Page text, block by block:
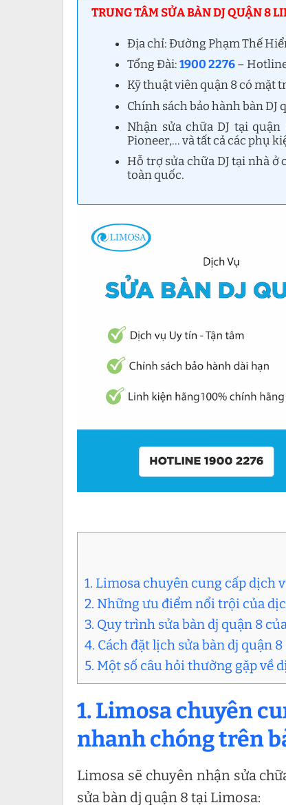
TRUNG TÂM SỬA BÀN DJ QUẬN 8
Địa chỉ: Đường Phạm Thế
Tổng Đài:1900 2276–
Kỹ thuật viên quận 8 có mặt
Chính sách bảo hành bàn DJ
Nhận sửa chữa DJ tại
Pioneer,… và tất cả các phụ
Hỗ trợ sửa chữa DJ tại nhà
toàn quốc.
1. Limosa chuyên cung cấp dịch
2. Những ưu điểm nổi trội của
3. Quy trình sửa bàn dj quận 8
4. Cách đặt lịch sửa bàn dj quận
5. Một số câu hỏi thường gặp về
1. Limosa chuyên
nhanh chóng trên
Limosa sẽ chuyên nhận sửa
sửa bàn dj quận 8 tại Limosa: